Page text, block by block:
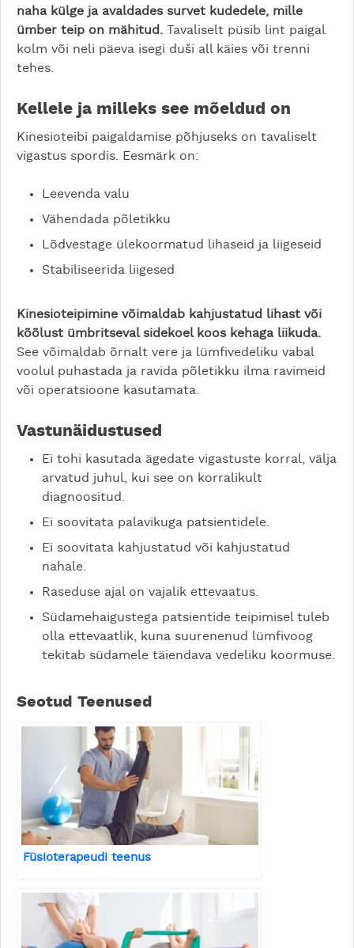
naha külge ja avaldades survet kudedele, mille
ümber teip on mähitud. Tavaliselt püsib lint paigal
kolm või neli päeva isegi duši all käies või trenni
tehes.
Kellele ja milleks see mõeldud on
Kinesioteibi paigaldamise põhjuseks on tavaliselt
vigastus spordis. Eesmärk on:
Leevenda valu
Vähendada põletikku
Lõdvestage ülekoormatud lihaseid ja liigeseid
Stabiliseerida liigesed
Kinesioteipimine võimaldab kahjustatud lihast või
kõõlust ümbritseval sidekoel koos kehaga liikuda.
See võimaldab õrnalt vere ja lümfivedeliku vabal
voolul puhastada ja ravida põletikku ilma ravimeid
või operatsioone kasutamata.
Vastunäidustused
Ei tohi kasutada ägedate vigastuste korral, välja
arvatud juhul, kui see on korralikult
diagnoositud.
Ei soovitata palavikuga patsientidele.
Ei soovitata kahjustatud või kahjustatud
nahale.
Raseduse ajal on vajalik ettevaatus.
Südamehaigustega patsientide teipimisel tuleb
olla ettevaatlik, kuna suurenenud lümfivoog
tekitab südamele täiendava vedeliku koormuse.
Seotud Teenused
Füsioterapeudi teenus